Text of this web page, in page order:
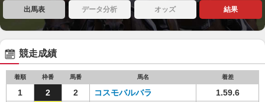
出馬表 データ分析 オッズ 結果
競走成績
着順 枠番 馬番 馬名 着差
1 2 2 コスモバルバラ
1.59.6